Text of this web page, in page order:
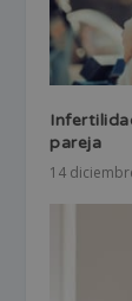
pareja
14